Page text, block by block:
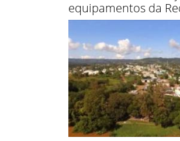
equipamentos da